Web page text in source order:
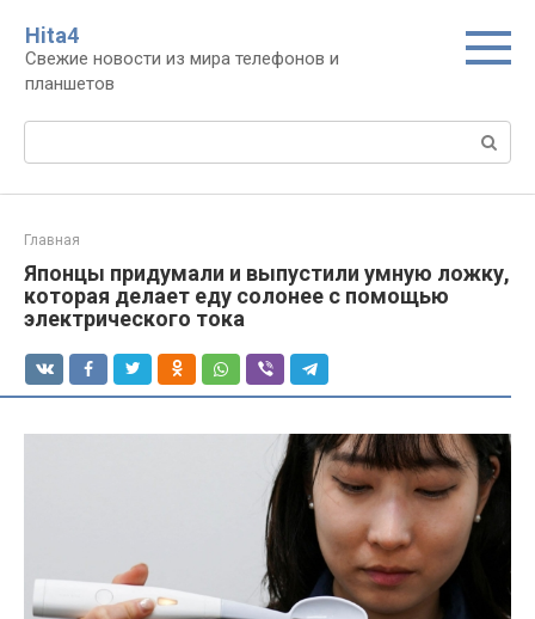
контенту
Нita4
Свежие новости из мира телефонов и
планшетов
Поиск:
Главная
Японцы придумали и выпустили умную ложку,
которая делает еду солонее с помощью
электрического тока